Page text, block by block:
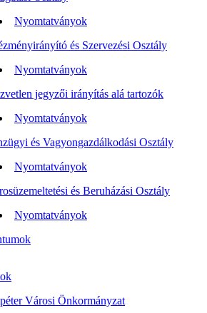
Nyomtatványok
és Szervezési Osztály
Nyomtatványok
jegyzői irányítás alá tartozók
Nyomtatványok
és Vagyongazdálkodási Osztály
Nyomtatványok
és Beruházási Osztály
Nyomtatványok
Városi Önkormányzat